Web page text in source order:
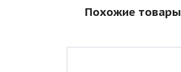
Похожие товары